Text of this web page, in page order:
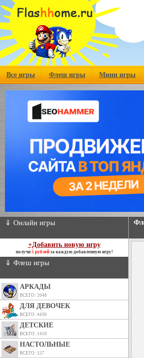
Все игры Флеш игры Мини игры
⇓ Онлайн игры
+Добавить новую игру
получи 5 рублейза каждую добавленную игру!
⇓ Флеш игры
АРКАДЫ
ВСЕГО: 2048
ДЛЯ ДЕВОЧЕК
ВСЕГО: 4430
ДЕТСКИЕ
ВСЕГО: 1410
НАСТОЛЬНЫЕ
ВСЕГО: 157